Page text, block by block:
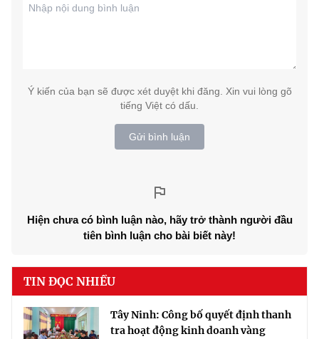
Ý kiến của bạn sẽ được xét duyệt khi đăng. Xin vui lòng gõ
tiếng Việt có dấu.
Gửi bình luận
Hiện chưa có bình luận nào, hãy trở thành người đầu
tiên bình luận cho bài biết này!
TIN ĐỌC NHIỀU
Tây Ninh: Công bố quyết định thanh
tra hoạt động kinh doanh vàng